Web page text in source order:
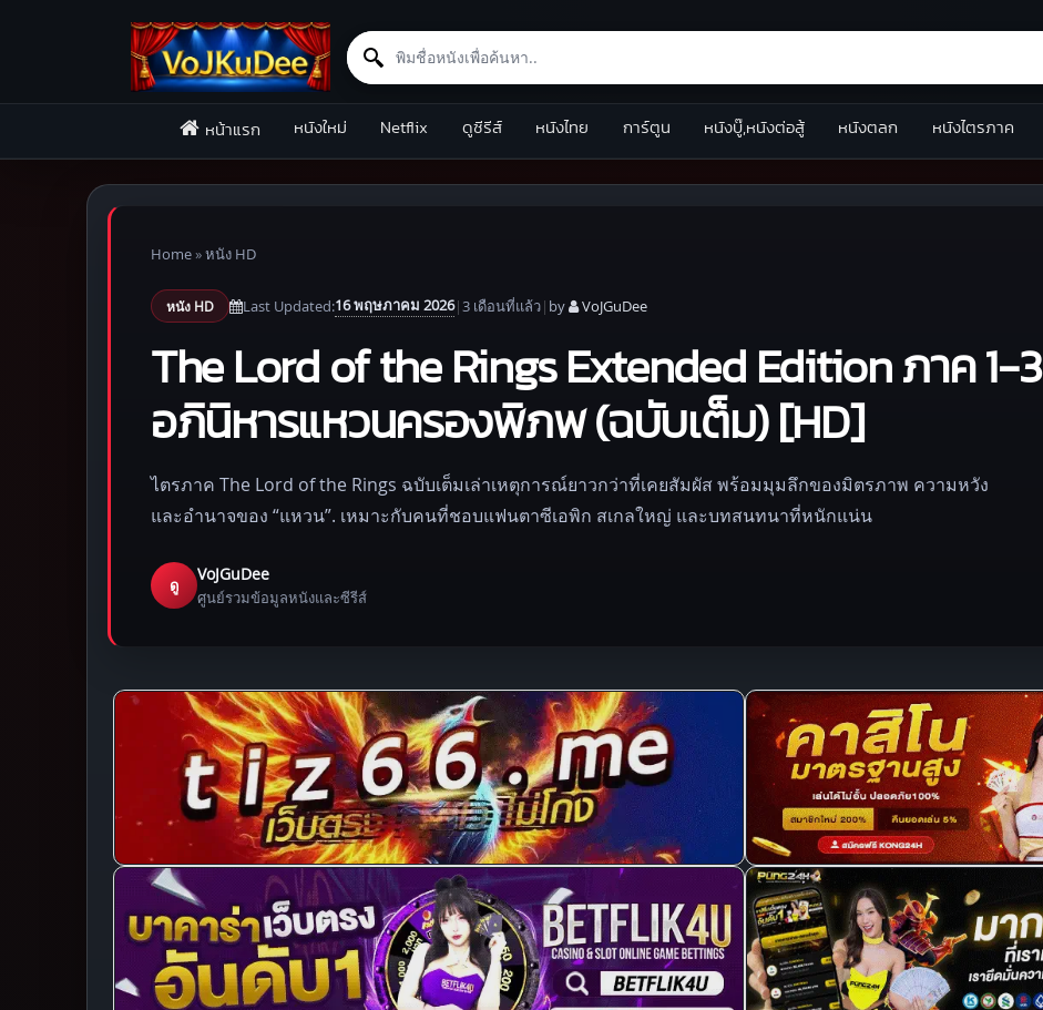
Search for:
หน้าแรก หนังใหม่ Netflix ดูซีรีส์ หนังไทย การ์ตูน หนังบู๊,หนังต่อสู้ หนังตลก หนังไตรภาค
Home»หนัง HD
หนัง HD Last Updated:16 พฤษภาคม 2026|3 เดือนที่แล้ว| by VoJGuDee
The Lord of the Rings Extended Edition ภาค 1-3
อภินิหารแหวนครองพิภพ (ฉบับเต็ม) [HD]
ไตรภาค The Lord of the Rings ฉบับเต็มเล่าเหตุการณ์ยาวกว่าที่เคยสัมผัส พร้อมมุมลึกของมิตรภาพ ความหวัง
และอำนาจของ “แหวน”. เหมาะกับคนที่ชอบแฟนตาซีเอพิก สเกลใหญ่ และบทสนทนาที่หนักแน่น
ดู
VoJGuDee
ศูนย์รวมข้อมูลหนังและซีรีส์